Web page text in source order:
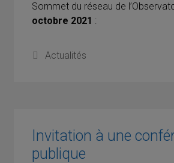
Sommet du réseau de
octobre 2021 :
Catégories
Actualités
Invitation à une
publique